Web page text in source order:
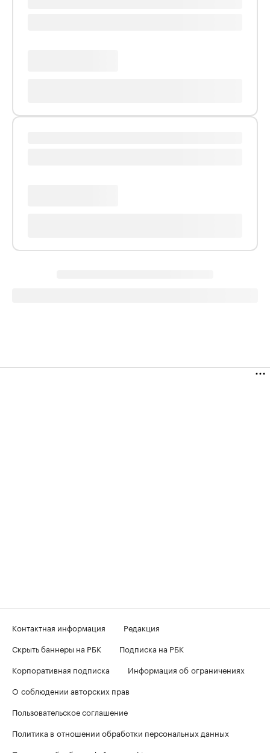
Контактная информация
Редакция
Скрыть баннеры на РБК
Подписка на РБК
Корпоративная подписка
Информация об ограничениях
О соблюдении авторских прав
Пользовательское соглашение
Политика в отношении обработки персональных данных